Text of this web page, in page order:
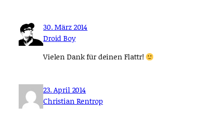
30. März 2014
Droid Boy
Vielen Dank für deinen Flattr!
23. April 2014
Christian Rentrop